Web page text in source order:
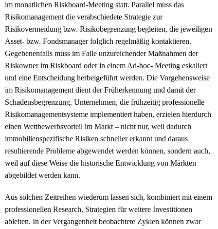
im monatlichen Riskboard-Meeting statt. Parallel muss das
Risikomanagement die verabschiedete Strategie zur
Risikovermeidung bzw. Risikobegrenzung begleiten, die jeweiligen
Asset- bzw. Fondsmanager folglich regelmäßig kontaktieren.
Gegebenenfalls muss im Falle unzureichender Maßnahmen der
Riskowner im Riskboard oder in einem Ad-hoc- Meeting eskaliert
und eine Entscheidung herbeigeführt werden. Die Vorgehensweise
im Risikomanagement dient der Früherkennung und damit der
Schadensbegrenzung. Unternehmen, die frühzeitig professionelle
Risikomanagementsysteme implementiert haben, erzielen hierdurch
einen Wettbewerbsvorteil im Markt – nicht nur, weil dadurch
immobilienspezifische Risiken schneller erkannt und daraus
resultierende Probleme abgewendet werden können, sondern auch,
weil auf diese Weise die historische Entwicklung von Märkten
abgebildet werden kann.
Aus solchen Zeitreihen wiederum lassen sich, kombiniert mit einem
professionellen Research, Strategien für weitere Investitionen
ableiten. In der Vergangenheit beobachtete Zyklen können zwar